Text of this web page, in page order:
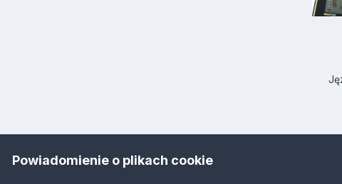
Powiadomienie o plikach cookie